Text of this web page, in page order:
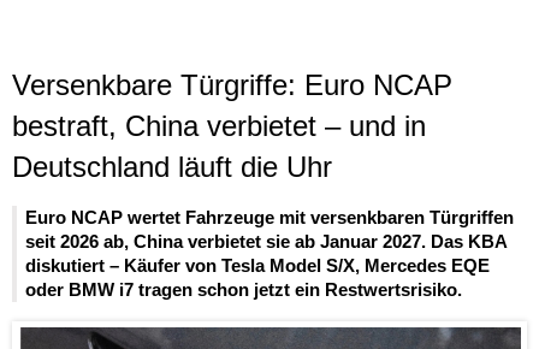
Versenkbare Türgriffe: Euro NCAP
bestraft, China verbietet – und in
Deutschland läuft die Uhr
Euro NCAP wertet Fahrzeuge mit versenkbaren Türgriffen
seit 2026 ab, China verbietet sie ab Januar 2027. Das KBA
diskutiert – Käufer von Tesla Model S/X, Mercedes EQE
oder BMW i7 tragen schon jetzt ein Restwertsrisiko.